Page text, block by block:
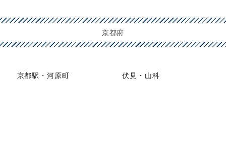
京都府
京都駅・河原町 伏見・山科